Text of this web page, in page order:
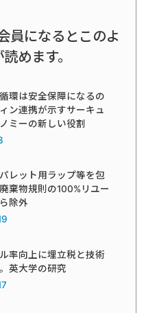
員になるとこのよ
めます。
環は安全保障になるの
ン連携が示すサーキュ
ミーの新しい役割
レット用ラップ等を包
棄物規則の100%リユー
除外
率向上に埋立税と技術
英大学の研究